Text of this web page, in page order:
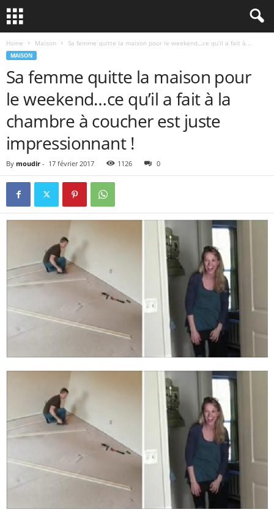
Home Maison Sa femme quitte la maison pour le weekend…ce qu’il a fait à...
MAISON
Sa femme quitte la maison pour
le weekend…ce qu’il a fait à la
chambre à coucher est juste
impressionnant !
By moudir - 17 février 2017 1126 0